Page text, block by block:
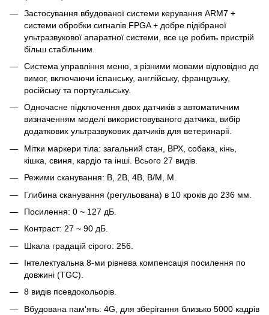
Застосування вбудованої системи керування ARM7 +
системи обробки сигналів FPGA + добре підібраної
ультразвукової апаратної системи, все це робить пристрій
більш стабільним.
Система управління меню, з різними мовами відповідно до
вимог, включаючи іспанську, англійську, французьку,
російську та португальську.
Одночасне підключення двох датчиків з автоматичним
визначенням моделі використовуваного датчика, вибір
додаткових ультразвукових датчиків для ветеринарії.
Мітки маркери тіла: загальний стан, ВРХ, собака, кінь,
кішка, свиня, кардіо та інші. Всього 27 видів.
Режими сканування: B, 2B, 4B, B/M, M.
Глибина сканування (регульована) в 10 кроків до 236 мм.
Посилення: 0 ~ 127 дБ.
Контраст: 27 ~ 90 дБ.
Шкала градацій сірого: 256.
Інтелектуальна 8-ми рівнева компенсація посилення по
довжині (TGC).
8 видів псевдокольорів.
Вбудована пам'ять: 4G, для зберігання близько 5000 кадрів